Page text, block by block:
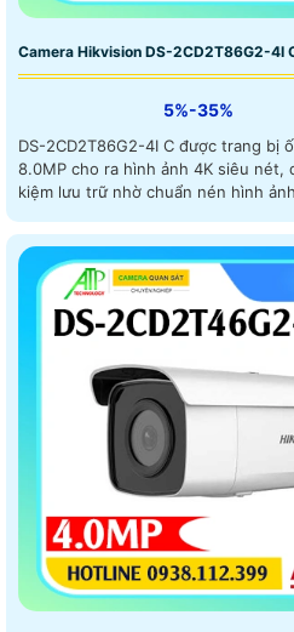
Camera Hikvision DS-2CD2T86G2-4I
5%-35%
DS-2CD2T86G2-4I C được trang bị
8.0MP cho ra hình ảnh 4K siêu
kiệm lưu trữ nhờ chuẩn nén hình